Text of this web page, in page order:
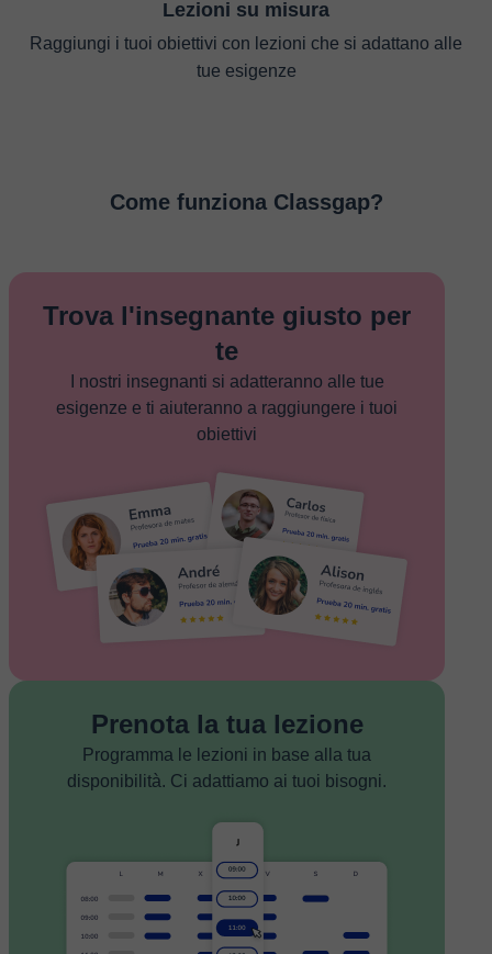
Lezioni su misura
Raggiungi i tuoi obiettivi con lezioni che si adattano alle
tue esigenze
Come funziona Classgap?
Trova l'insegnante giusto per
te
I nostri insegnanti si adatteranno alle tue
esigenze e ti aiuteranno a raggiungere i tuoi
obiettivi
Prenota la tua lezione
Programma le lezioni in base alla tua
disponibilità. Ci adattiamo ai tuoi bisogni.